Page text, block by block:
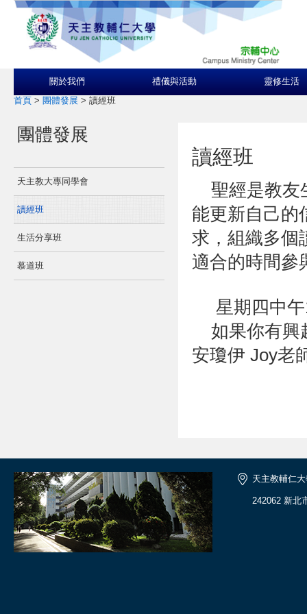
關於我們 禮儀與活動 靈修生活
首頁 > 團體發展 > 讀經班
團體發展
天主教大專同學會
讀經班
生活分享班
慕道班
讀經班
聖經是教友
能更新自己的
求，組織多個
適合的時間參
星期四中
如果你有興
安瓊伊 Joy老
天主教輔仁
242062 新北